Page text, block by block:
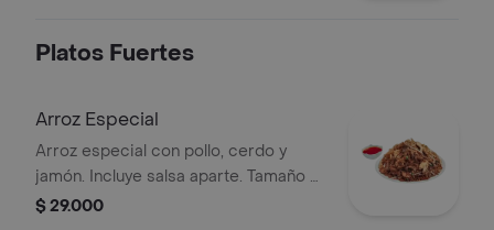
Platos Fuertes
Arroz Especial
Arroz especial con pollo, cerdo y
jamón. Incluye salsa aparte. Tamaño a
elegir.
$ 29.000